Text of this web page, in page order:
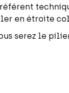
en étroite
serez le